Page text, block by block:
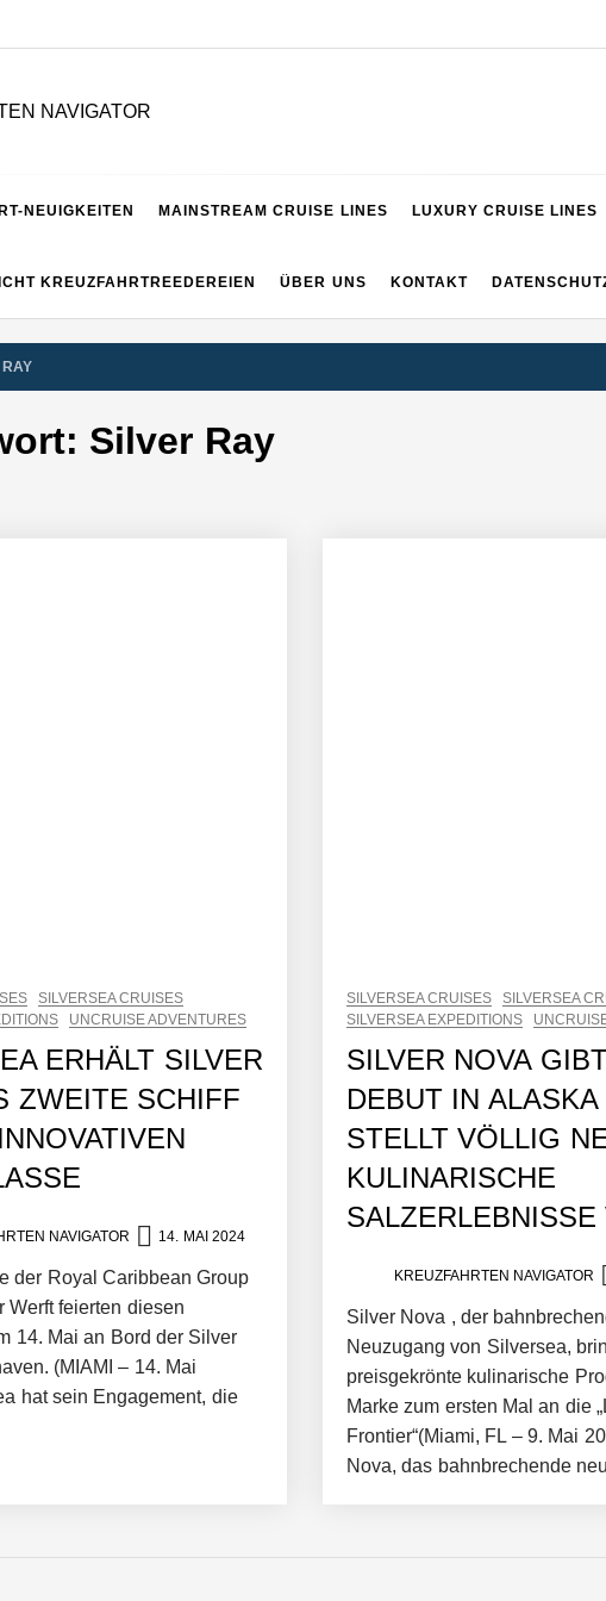
NEUIGKEITEN MAINSTREAM CRUISE LINES LUXURY CRUISE LINES
KREUZFAHRTREEDEREIEN ÜBER UNS KONTAKT
RAY
Silver Ray
SILVERSEA CRUISES
UNCRUISE ADVENTURES
ERHÄLT SILVER
ZWEITE SCHIFF
NAVIGATOR 14. MAI 2024
der Royal Caribbean Group
Werft feierten diesen
14. Mai an Bord der Silver
(MIAMI – 14. Mai
hat sein Engagement, die
SILVERSEA CRUISES
SILVERSEA
SILVERSEA EXPEDITIONS
SILVER NOVA
DEBUT IN ALASKA
STELLT VÖLLIG
KULINARISCHE
SALZERLEBNISSE
KREUZFAHRTEN NAVIGATOR
Silver Nova , der
Neuzugang von Silversea,
preisgekrönte kulinarische
Marke zum ersten Mal an die
Frontier“(Miami, FL – 9. Mai
Nova, das bahnbrechende